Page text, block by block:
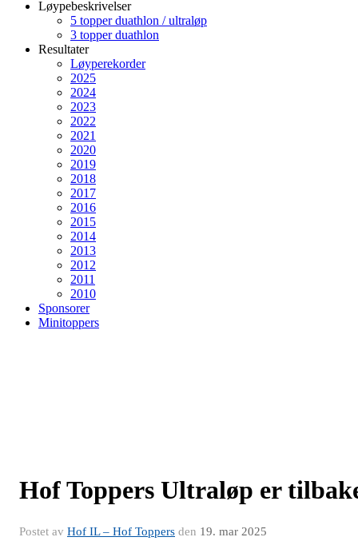
Løypebeskrivelser
5 topper duathlon / ultraløp
3 topper duathlon
Resultater
Løyperekorder
2025
2024
2023
2022
2021
2020
2019
2018
2017
2016
2015
2014
2013
2012
2011
2010
Sponsorer
Minitoppers
Hof Toppers Ultraløp er
Postet av Hof IL – Hof Toppers den 19. mar 2025